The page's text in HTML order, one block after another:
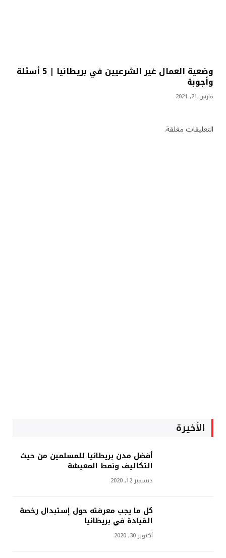
وضعية العمال غير الشرعيين في بريطانيا | 5 أسئلة
وأجوبة
مارس 21, 2021
التعليقات مغلقة.
الأخيرة
أفضل مدن بريطانيا للمسلمين من حيث
التكاليف ونمط المعيشة
ديسمبر 12, 2020
كل ما يجب معرفته حول إستبدال رخصة
القيادة في بريطانيا
أكتوبر 30, 2020